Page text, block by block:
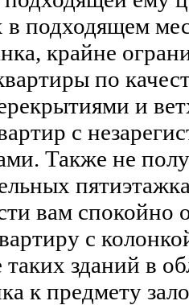
подходящем
крайне
по
и
с
Также не
вам спокойно
с
зданий в
к предмету